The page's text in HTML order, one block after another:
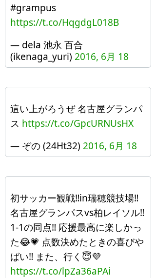
#grampus
https://t.co/HqgdgL018B
— dela 池永 百合
(ikenaga_yuri) 2016, 6月 18
這い上がろうぜ 名古屋グランパ
ス https://t.co/GpcURNUsHX
— ぞの (24Ht32) 2016, 6月 18
初サッカー観戦‼︎in瑞穂競技場‼︎
名古屋グランパスvs柏レイソル‼︎
1-1の同点‼︎ 応援最高に楽しかっ
た😂💗 点数決めたときの喜びや
ばい‼︎ また、行く😇💜
https://t.co/lpZa36aPAi